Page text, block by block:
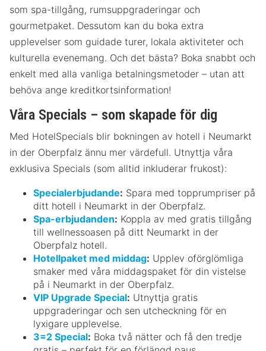
som spa-tillgång, rumsuppgraderingar och
gourmetpaket. Dessutom kan du boka extra
upplevelser som guidade turer, lokala aktiviteter och
kulturella evenemang. Och det bästa? Boka snabbt och
enkelt med alla vanliga betalningsmetoder – utan att
behöva ange kreditkortsinformation!
Våra Specials – som skapade för dig
Med HotelSpecials blir bokningen av hotell i Neumarkt
in der Oberpfalz ännu mer värdefull. Utnyttja våra
exklusiva Specials (som alltid inkluderar frukost):
Specialerbjudande: Spara med topprumpriser på
ditt hotell i Neumarkt in der Oberpfalz.
Spa-erbjudanden: Koppla av med gratis tillgång
till wellnessoasen på ditt Neumarkt in der
Oberpfalz hotell.
Hotellpaket med middag: Upplev oförglömliga
smaker med våra middagspaket för din vistelse
på i Neumarkt in der Oberpfalz.
VIP Upgrade Special: Utnyttja gratis
uppgraderingar och sen utcheckning för en
lyxigare upplevelse.
3=2 Special: Boka två nätter och få den tredje